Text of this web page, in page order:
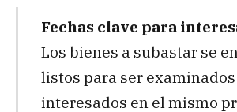
Fechas clave para
Los bienes a subastar se
listos para ser
interesados en el mismo